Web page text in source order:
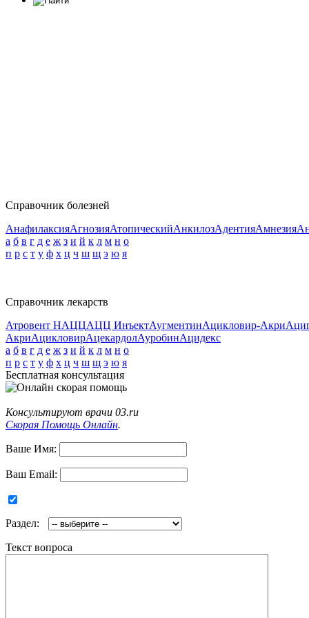
Справочник болезней
АнафилаксияАгнозияАтопическийАнкилозАдентияАмнезия
а б в г д е ж з и й к л м н о
п р с т у ф х ц ч ш щ э ю я
Справочник лекарств
Атровент НАЦЦАЦЦ ИнъектАугментинАцикловир-Акри
АкриАцикловирАцекардолАуробинАцидекс
а б в г д е ж з и й к л м н о
п р с т у ф х ц ч ш щ э ю я
Бесплатная консультация
Консультируют врачи 03.ru
Скорая Помощь Онлайн.
Ваше Имя:
Ваш Email:
Раздел:
Текст вопроса